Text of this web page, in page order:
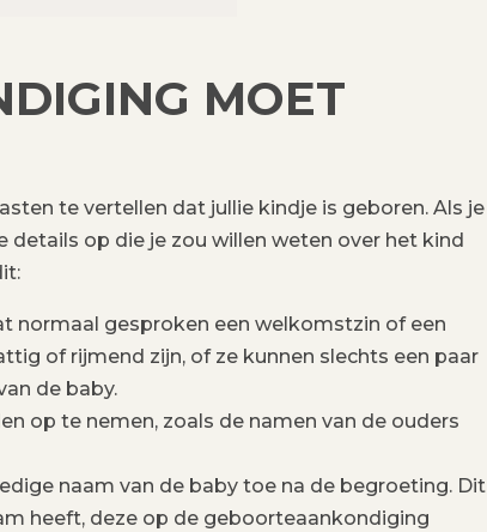
MOET
te vertellen dat jullie kindje is geboren. Als je
op die je zou willen weten over het kind
normaal gesproken een welkomstzin of een
of rijmend zijn, of ze kunnen slechts een paar
de baby.
op te nemen, zoals de namen van de ouders
naam van de baby toe na de begroeting. Dit
heeft, deze op de geboorteaankondiging